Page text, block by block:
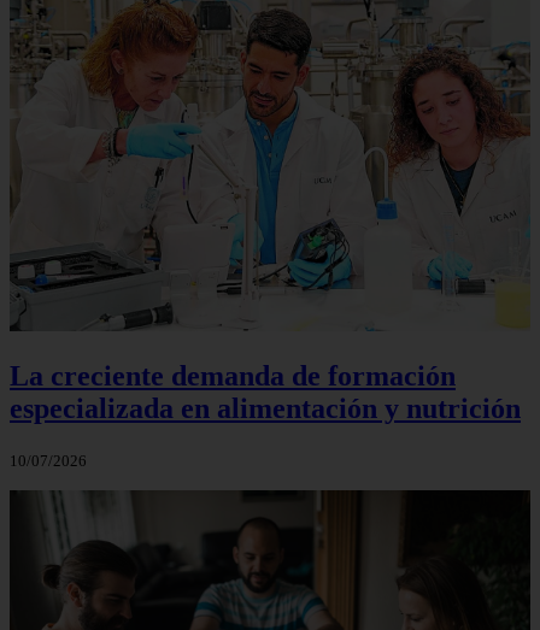
La creciente demanda de formación
especializada en alimentación y nutrición
10/07/2026